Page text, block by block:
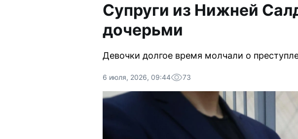
Супруги из Нижней
дочерьми
Девочки долгое время молчали о
6 июля, 2026, 09:44 73